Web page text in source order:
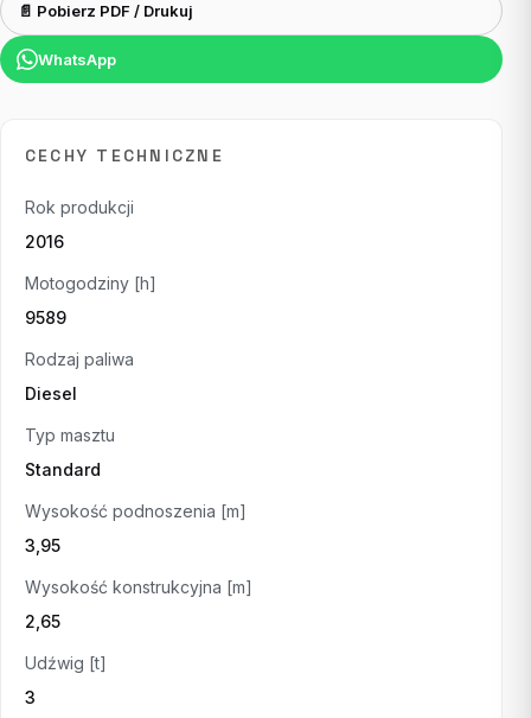
📄 Pobierz PDF / Drukuj
WhatsApp
CECHY TECHNICZNE
Rok produkcji
2016
Motogodziny [h]
9589
Rodzaj paliwa
Diesel
Typ masztu
Standard
Wysokość podnoszenia [m]
3,95
Wysokość konstrukcyjna [m]
2,65
Udźwig [t]
3